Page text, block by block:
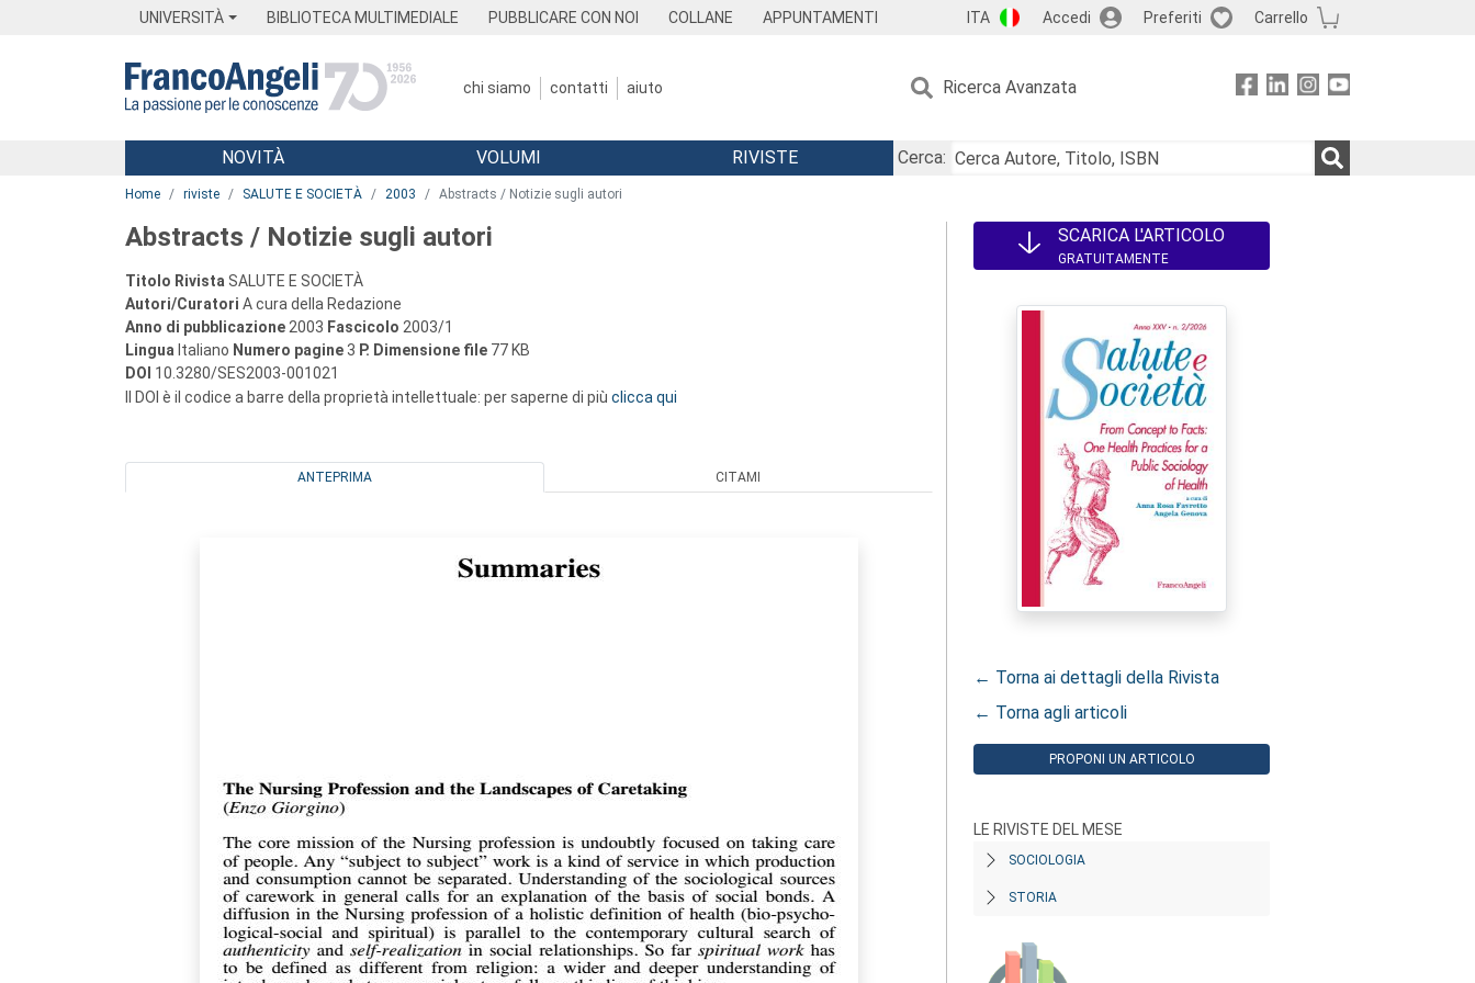
UNIVERSITÀ BIBLIOTECA MULTIMEDIALE PUBBLICARE CON NOI COLLANE APPUNTAMENTI ITA Accedi Preferiti Carrello
chi siamo contatti aiuto Ricerca Avanzata
Menu
NOVITÀ VOLUMI RIVISTE
Cerca:
Home riviste SALUTE E SOCIETÀ 2003 Abstracts / Notizie sugli autori
Abstracts / Notizie sugli autori
Titolo Rivista SALUTE E SOCIETÀ
Autori/Curatori A cura della Redazione
Anno di pubblicazione 2003 Fascicolo 2003/1
Lingua Italiano Numero pagine 3 P. Dimensione file 77 KB
DOI 10.3280/SES2003-001021
Il DOI è il codice a barre della proprietà intellettuale: per saperne di più clicca qui
ANTEPRIMA CITAMI
SCARICA L'ARTICOLO
GRATUITAMENTE
← Torna ai dettagli della Rivista
← Torna agli articoli
PROPONI UN ARTICOLO
LE RIVISTE DEL MESE
SOCIOLOGIA
STORIA